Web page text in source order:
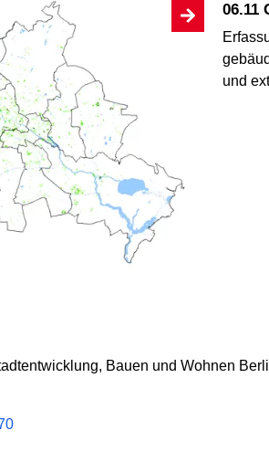
06.11
und
Bauen und Wohnen